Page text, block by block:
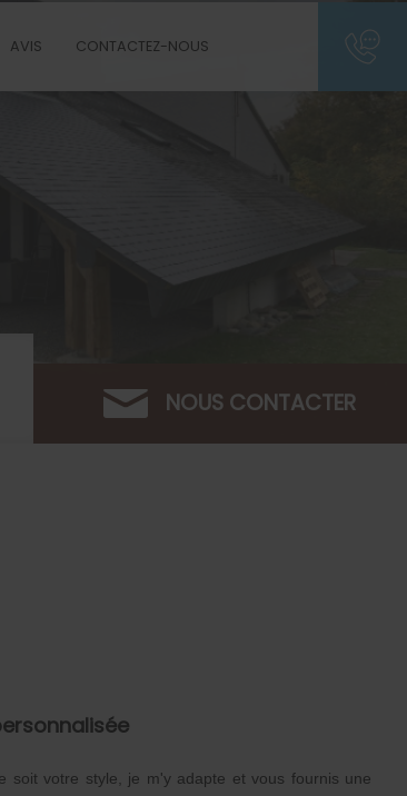
NOUS CONTACTER
AVIS CONTACTEZ-NOUS
soit votre style, je m'y adapte et vous fournis une